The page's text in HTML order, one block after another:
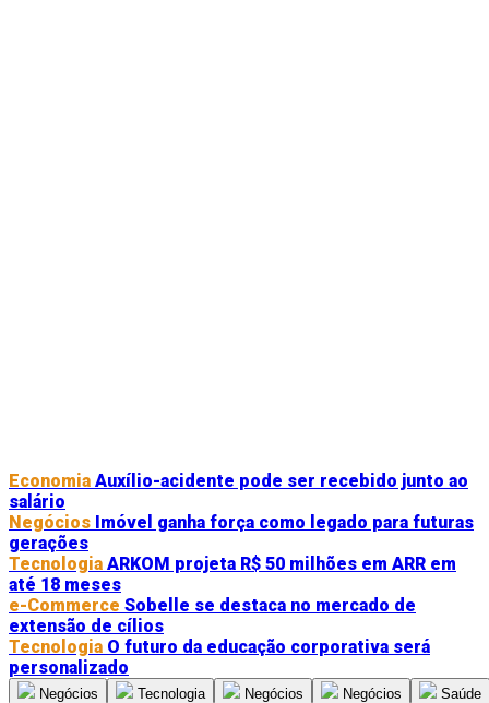
Economia Auxílio-acidente pode ser recebido junto ao
salário
Negócios Imóvel ganha força como legado para futuras
gerações
Tecnologia ARKOM projeta R$ 50 milhões em ARR em
até 18 meses
e-Commerce Sobelle se destaca no mercado de
extensão de cílios
Tecnologia O futuro da educação corporativa será
personalizado
Negócios Tecnologia Negócios Negócios
Saúde